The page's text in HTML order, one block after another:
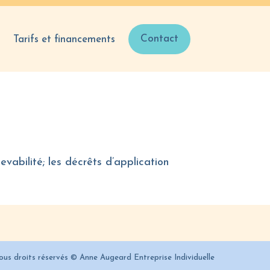
Tarifs et financements Contact
les décrêts d’application
droits réservés © Anne Augeard Entreprise Individuelle